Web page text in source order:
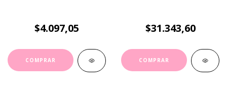
$4.097,05 $31.343,60